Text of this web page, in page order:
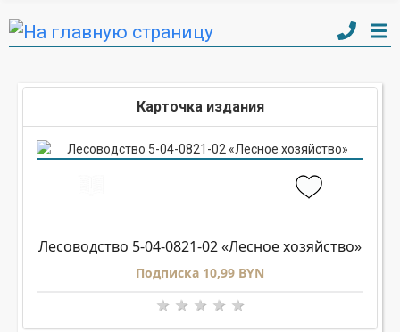
Карточка издания
Лесоводство 5-04-0821-02 «Лесное хозяйство»
Подписка 10,99 BYN